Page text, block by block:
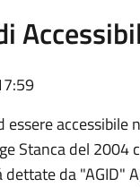
accessibile
Stanca del 2004
da "AGID"